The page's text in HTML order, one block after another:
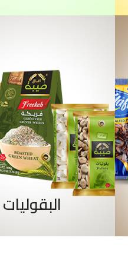
البقوليات